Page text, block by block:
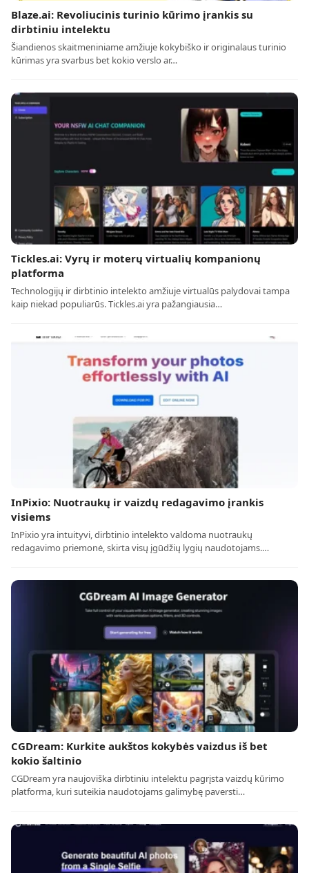
Blaze.ai: Revoliucinis turinio kūrimo įrankis su
dirbtiniu intelektu
Šiandienos skaitmeniniame amžiuje kokybiško ir originalaus turinio
kūrimas yra svarbus bet kokio verslo ar…
Tickles.ai: Vyrų ir moterų virtualių kompanionų
platforma
Technologijų ir dirbtinio intelekto amžiuje virtualūs palydovai tampa
kaip niekad populiarūs. Tickles.ai yra pažangiausia…
InPixio: Nuotraukų ir vaizdų redagavimo įrankis
visiems
InPixio yra intuityvi, dirbtinio intelekto valdoma nuotraukų
redagavimo priemonė, skirta visų įgūdžių lygių naudotojams.…
CGDream: Kurkite aukštos kokybės vaizdus iš bet
kokio šaltinio
CGDream yra naujoviška dirbtiniu intelektu pagrįsta vaizdų kūrimo
platforma, kuri suteikia naudotojams galimybę paversti…